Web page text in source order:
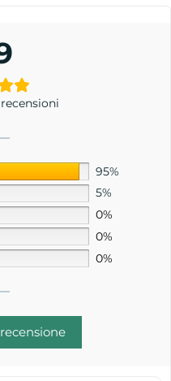
95%
5%
0%
0%
0%